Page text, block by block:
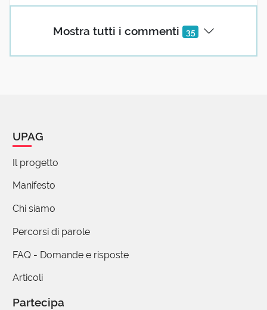
Mostra tutti i commenti 35
20 Aprile 2018 06:04
Veni Vidi Vici?
oppure Vicini vedenti volti violacei vagamente
Maria Grazia Mosconi
UPAG
Il progetto
Manifesto
Chi siamo
Percorsi di parole
FAQ - Domande e risposte
Articoli
Partecipa